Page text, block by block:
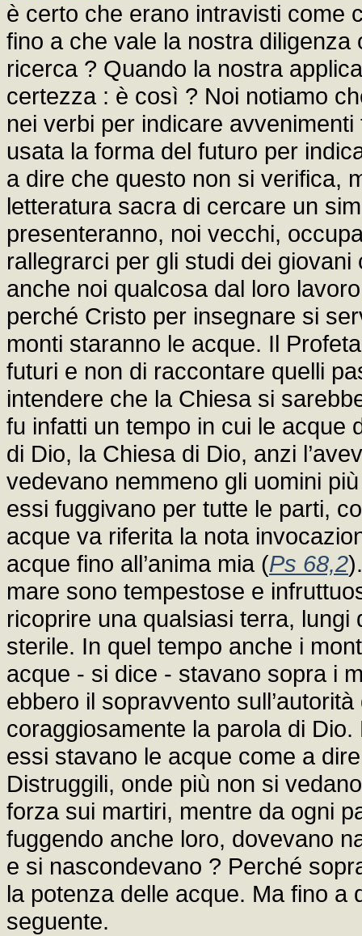
è certo che erano intravisti come
fino a che vale la nostra
ricerca ? Quando la nostra
certezza : è così ? Noi notiamo
nei verbi per indicare
usata la forma del futuro per
a dire che questo non si verifica,
letteratura sacra di cercare un
presenteranno, noi vecchi,
rallegrarci per gli studi dei
anche noi qualcosa dal loro
perché Cristo per insegnare si
monti staranno le acque. Il
futuri e non di raccontare quelli
intendere che la Chiesa si
fu infatti un tempo in cui le acque
di Dio, la Chiesa di Dio, anzi
vedevano nemmeno gli uomini
essi fuggivano per tutte le parti,
acque va riferita la nota
acque fino all’anima mia (Ps 68,2
mare sono tempestose e
ricoprire una qualsiasi terra,
sterile. In quel tempo anche i
acque - si dice - stavano sopra i
ebbero il sopravvento
coraggiosamente la parola di
essi stavano le acque come a
Distruggili, onde più non si
forza sui martiri, mentre da ogni
fuggendo anche loro, dovevano
e si nascondevano ? Perché
la potenza delle acque. Ma fino
seguente.